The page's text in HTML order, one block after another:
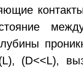
(D<<L),